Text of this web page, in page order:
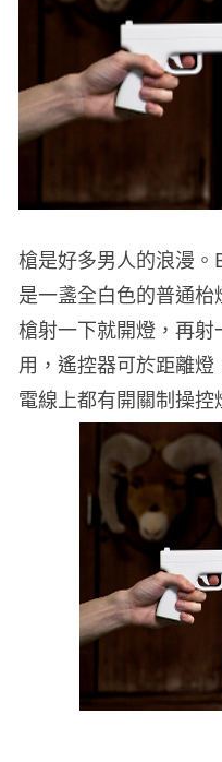
槍是好多男人的浪漫
是一盞全白色的普通
槍射一下就開燈，再
用，遙控器可於距離
電線上都有開關制操控